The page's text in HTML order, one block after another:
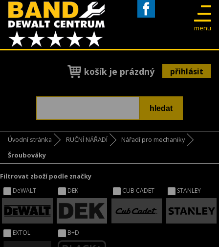
menu
košík je prázdný přihlásit
Úvodní stránka RUČNÍ NÁŘADÍ
Nářadí pro mechaniky
Šroubováky
Filtrovat zboží podle značky
DeWALT DEK CUB CADET STANLEY
EXTOL B+D